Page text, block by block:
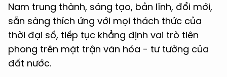
Nam trung thành, sáng tạo, bản lĩnh, đổi mới,
sẵn sàng thích ứng với mọi thách thức của
thời đại số, tiếp tục khẳng định vai trò tiên
phong trên mặt trận văn hóa - tư tưởng của
đất nước.